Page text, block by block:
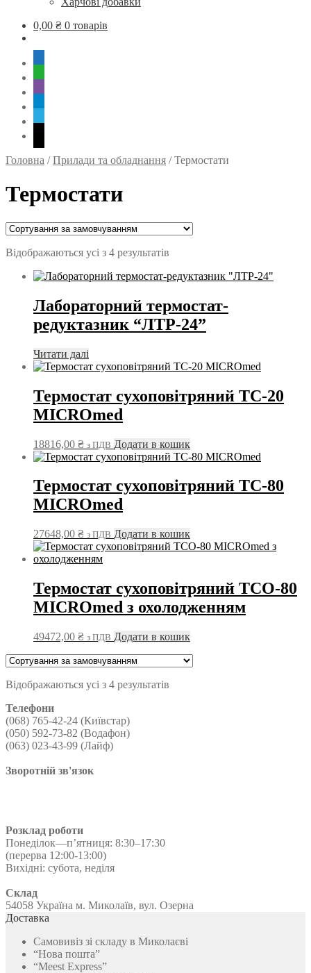
0,00 ₴ 0 товарів
Головна /Прилади та обладнання /Термостати
Термостати
Відображаються усі з 4 результатів
Лабораторний термостат-
редуктазник “ЛТР-24”
Читати далі
Термостат сухоповітряний TC-20
MICROmed
18816,00 ₴ з ПДВ Додати в кошик
Термостат сухоповітряний TC-80
MICROmed
27648,00 ₴ з ПДВ Додати в кошик
Термостат сухоповітряний ТСО-80
MICROmed з охолодженням
49472,00 ₴ з ПДВ Додати в кошик
Відображаються усі з 4 результатів
Телефони
(068) 765-42-24 (Київстар)
(050) 592-73-82 (Водафон)
(063) 023-43-99 (Лайф)
Зворотній зв'язок
Розклад роботи
Понеділок—п’ятниця: 8:30–17:30
(перерва 12:00-13:00)
Вихідні: субота, неділя
Склад
54058 Україна м. Миколаїв, вул. Озерна
Доставка
Самовивіз зі складу в Миколаєві
“Нова пошта”
“Meest Express”